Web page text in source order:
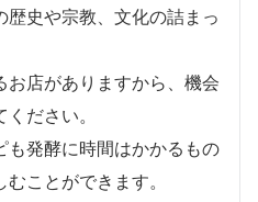
史や宗教、文化の詰まっ
お店がありますから、機会
ださい。
も発酵に時間はかかるもの
ことができます。